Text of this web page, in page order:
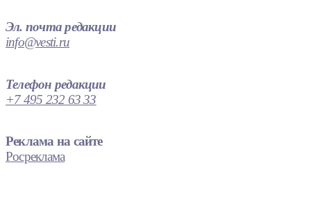
Эл. почта редакции
info@vesti.ru
Телефон редакции
+7 495 232 63 33
Реклама на сайте
Росреклама